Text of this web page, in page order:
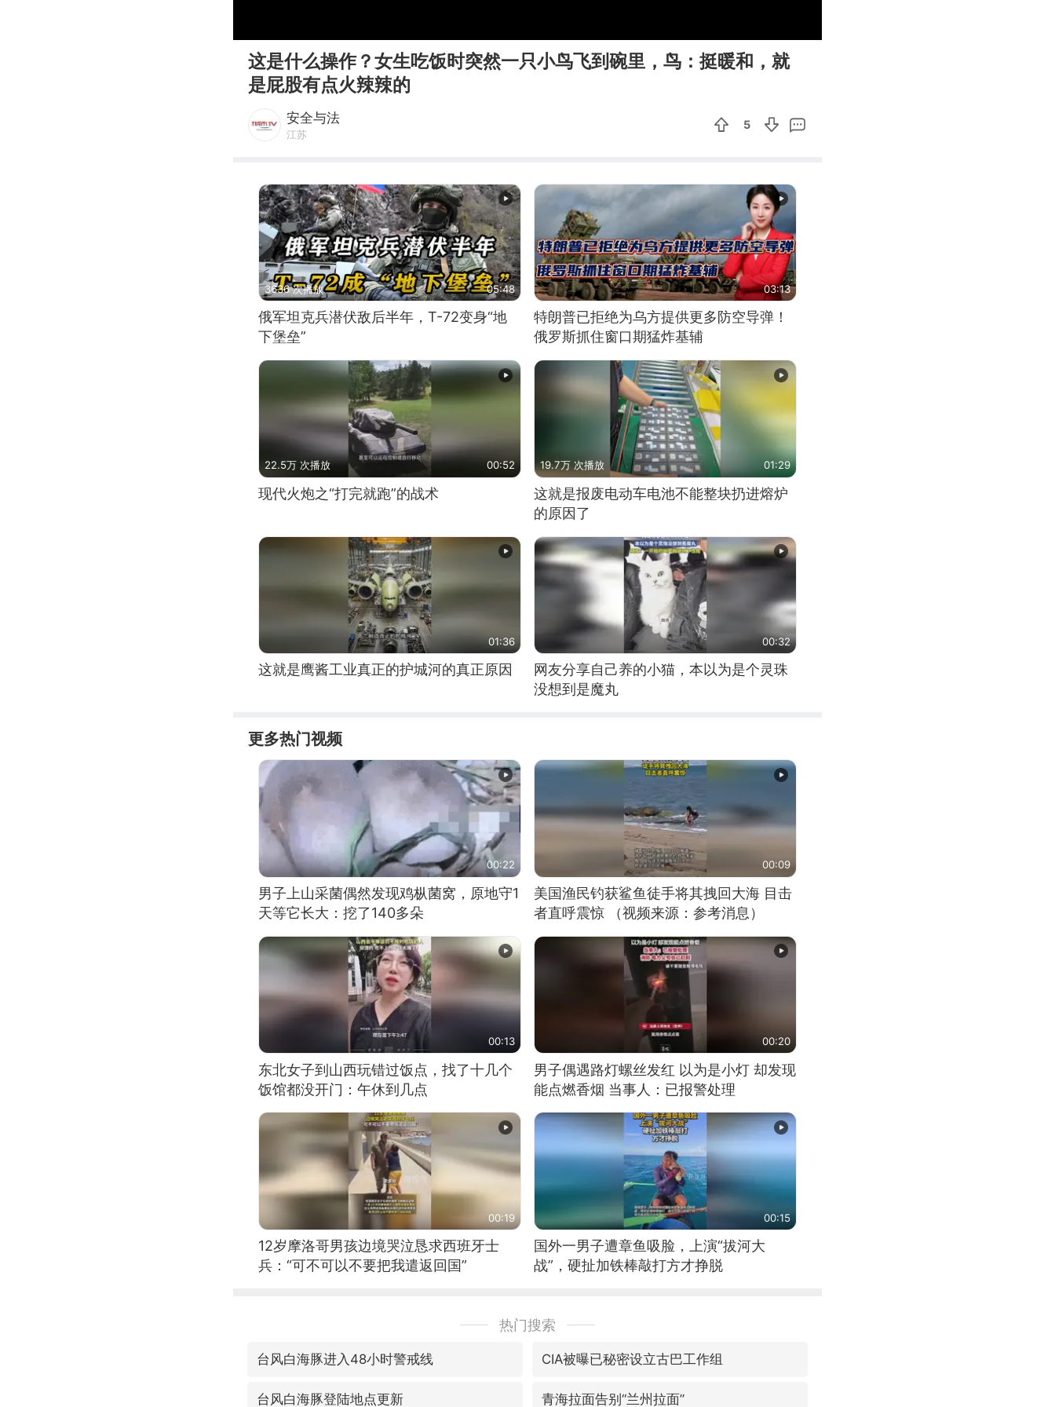
这是什么操作？女生吃饭时突然一只小鸟飞到碗里，鸟：挺暖和，就
是屁股有点火辣辣的
安全与法
江苏
5
3636 次播放 05:48
俄军坦克兵潜伏敌后半年，T-72变身“地
下堡垒”
03:13
特朗普已拒绝为乌方提供更多防空导弹！
俄罗斯抓住窗口期猛炸基辅
22.5万 次播放 00:52
现代火炮之“打完就跑”的战术
19.7万 次播放 01:29
这就是报废电动车电池不能整块扔进熔炉
的原因了
01:36
这就是鹰酱工业真正的护城河的真正原因
00:32
网友分享自己养的小猫，本以为是个灵珠
没想到是魔丸
更多热门视频
00:22
男子上山采菌偶然发现鸡枞菌窝，原地守1
天等它长大：挖了140多朵
00:09
美国渔民钓获鲨鱼徒手将其拽回大海 目击
者直呼震惊 （视频来源：参考消息）
00:13
东北女子到山西玩错过饭点，找了十几个
饭馆都没开门：午休到几点
00:20
男子偶遇路灯螺丝发红 以为是小灯 却发现
能点燃香烟 当事人：已报警处理
00:19
12岁摩洛哥男孩边境哭泣恳求西班牙士
兵：“可不可以不要把我遣返回国”
00:15
国外一男子遭章鱼吸脸，上演“拔河大
战”，硬扯加铁棒敲打方才挣脱
热门搜索
台风白海豚进入48小时警戒线 CIA被曝已秘密设立古巴工作组
台风白海豚登陆地点更新 青海拉面告别“兰州拉面”